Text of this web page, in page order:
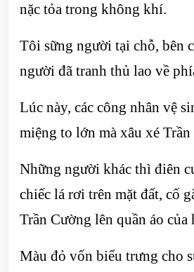
nặc tỏa trong không khí.
Tôi sững người tại chỗ, bên
người đã tranh thủ lao về
Lúc này, các công nhân vệ
miệng to lớn mà xâu xé
Những người khác thì điên
chiếc lá rơi trên mặt đất, cố
Trần Cường lên quần áo của
Màu đỏ vốn biểu trưng cho